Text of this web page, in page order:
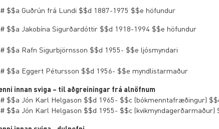
$$a Guðrún frá Lundi $$d 1887-1975 $$e höfundur
$$a Jakobína Sigurðardóttir $$d 1918-1994 $$e höfundur
$$a Rafn Sigurbjörnsson $$d 1955- $$e ljósmyndari
$$a Eggert Pétursson $$d 1956- $$e myndlistarmaður
innan sviga – til aðgreiningar frá alnöfnum
$$a Jón Karl Helgason $$d 1965- $$c (bókmenntafræðingur)
$$a Jón Karl Helgason $$d 1955- $$c (kvikmyndagerðarmaður)